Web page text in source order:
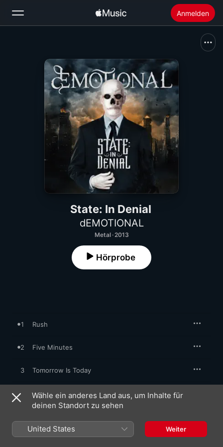
Anmelden
Startseite
Radio
Apple Music installieren
State: In Denial
dEMOTIONAL
Metal · 2013
Hörprobe
1 Rush
2 Five Minutes
3 Tomorrow Is Today
4 Sleep Is for the Weak
6 When She Cries
Wähle ein anderes Land aus, um Inhalte für
deinen Standort zu sehen
United States Weiter